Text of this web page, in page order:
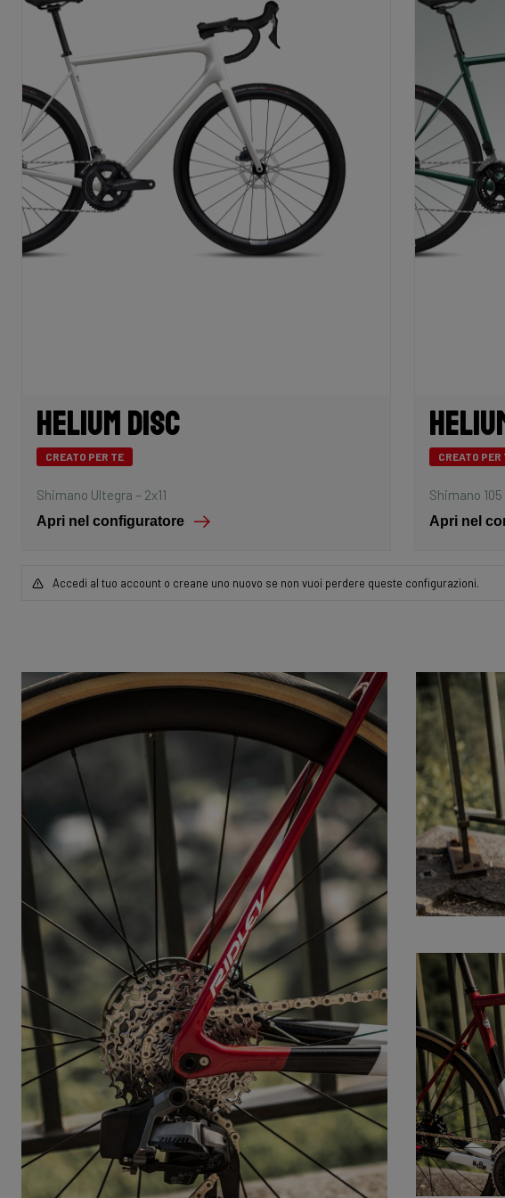
Helium Disc
CREATO PER TE
Shimano Ultegra – 2x11
Apri nel configuratore
CREATO PER
Shimano
Apri nel
Accedi al tuo account o creane uno nuovo se non vuoi perdere queste configurazioni.